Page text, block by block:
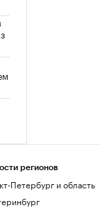
регионов
Петербург и область